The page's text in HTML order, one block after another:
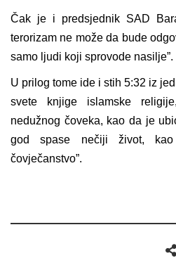
Čak je i predsjednik SAD
terorizam ne može da bude
samo ljudi koji sprovode nasilje”.
U prilog tome ide i stih 5:32 iz
svete knjige islamske
nedužnog čoveka, kao da je
god spase nečiji život,
čovječanstvo”.